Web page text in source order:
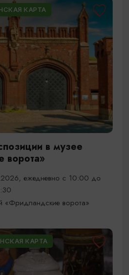
КАРТА
в музее
ворота»
ежедневно с 10:00 до
«Фридландские ворота»
КАРТА